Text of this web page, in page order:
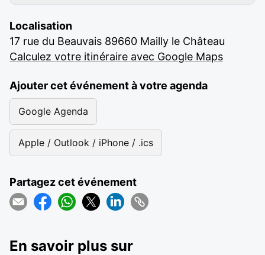
Localisation
17 rue du Beauvais 89660 Mailly le Château
Calculez votre itinéraire avec Google Maps
Ajouter cet événement à votre agenda
Google Agenda
Apple / Outlook / iPhone / .ics
Partagez cet événement
En savoir plus sur